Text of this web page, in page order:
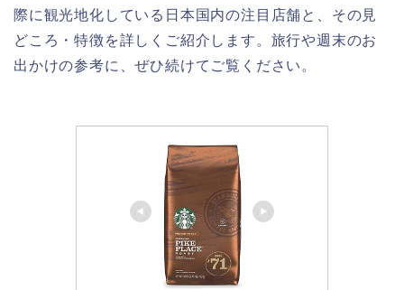
際に観光地化している日本国内の注目店舗と、その見
どころ・特徴を詳しくご紹介します。旅行や週末のお
出かけの参考に、ぜひ続けてご覧ください。